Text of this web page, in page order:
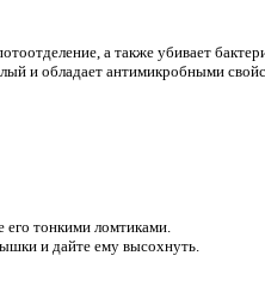
а также убивает
и обладает антимикробными
его тонкими ломтиками.
и дайте ему высохнуть.